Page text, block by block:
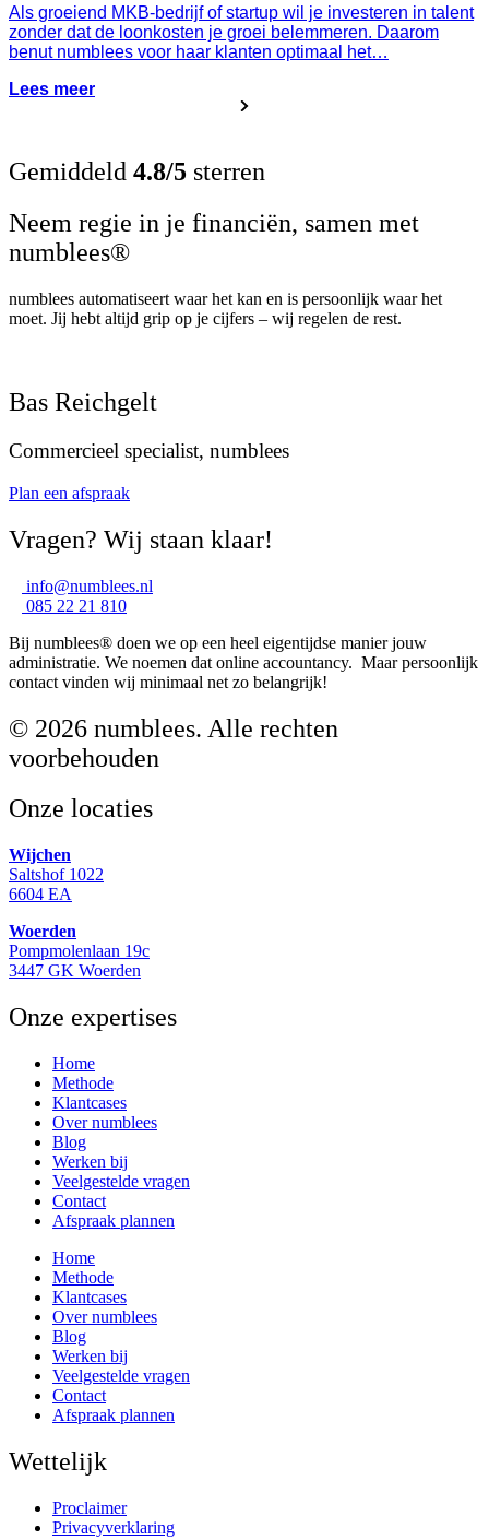
Als groeiend MKB-bedrijf of startup wil je investeren in talent
zonder dat de loonkosten je groei belemmeren. Daarom
benut numblees voor haar klanten optimaal het…
Lees meer
Gemiddeld 4.8/5 sterren
Neem regie in je financiën, samen met
numblees®
numblees automatiseert waar het kan en is persoonlijk waar het
moet. Jij hebt altijd grip op je cijfers – wij regelen de rest.
Bas Reichgelt
Commercieel specialist, numblees
Plan een afspraak
Vragen? Wij staan klaar!
info@numblees.nl
085 22 21 810
Bij numblees® doen we op een heel eigentijdse manier jouw
administratie. We noemen dat online accountancy. Maar persoonlijk
contact vinden wij minimaal net zo belangrijk!
© 2026 numblees. Alle rechten
voorbehouden
Onze locaties
Wijchen
Saltshof 1022
6604 EA
Woerden
Pompmolenlaan 19c
3447 GK Woerden
Onze expertises
Home
Methode
Klantcases
Over numblees
Blog
Werken bij
Veelgestelde vragen
Contact
Afspraak plannen
Home
Methode
Klantcases
Over numblees
Blog
Werken bij
Veelgestelde vragen
Contact
Afspraak plannen
Wettelijk
Proclaimer
Privacyverklaring